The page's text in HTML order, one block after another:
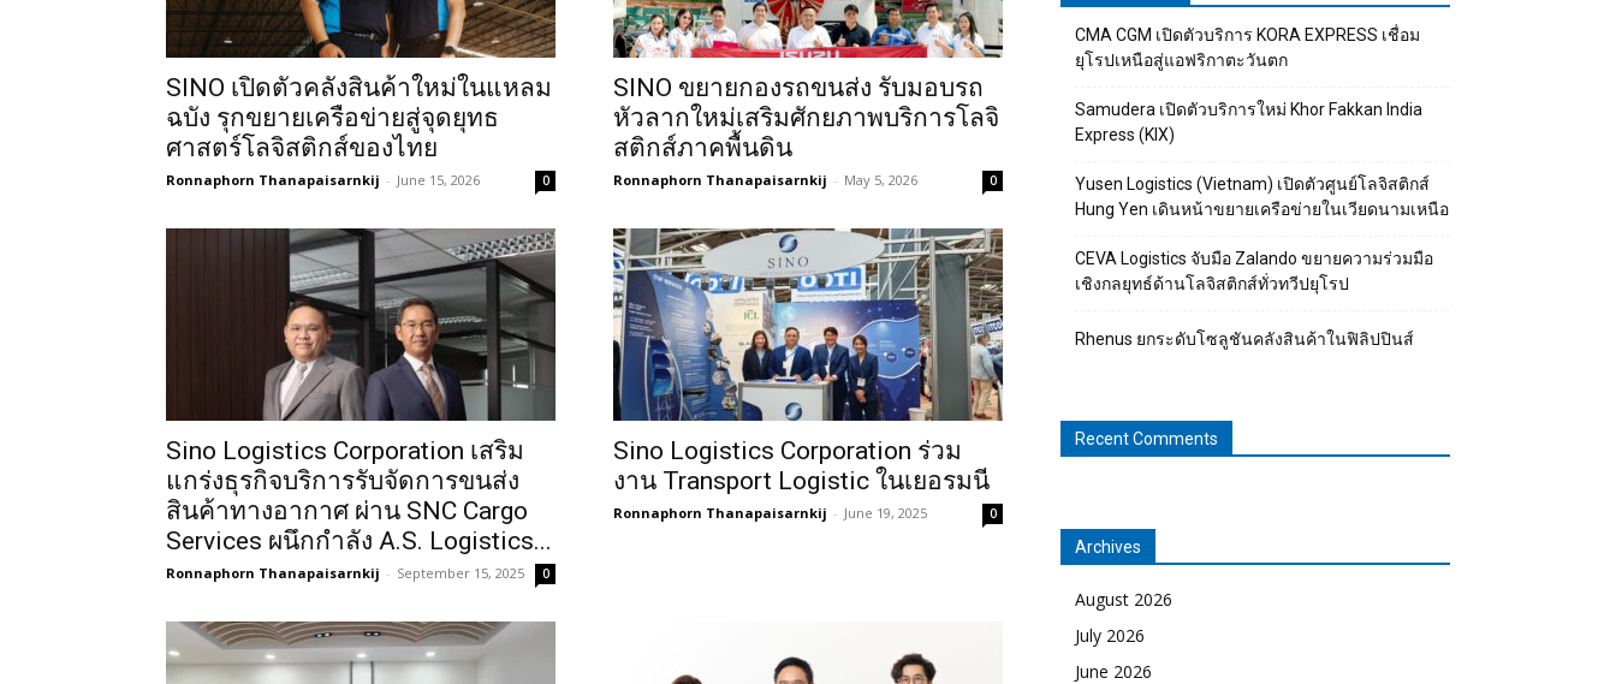
SINO เปิดตัวคลังสินค้าใหม่ในแหลม
ฉบัง รุกขยายเครือข่ายสู่จุดยุทธ
ศาสตร์โลจิสติกส์ของไทย
Ronnaphorn Thanapaisarnkij - June 15, 2026 0
SINO ขยายกองรถขนส่ง รับมอบรถ
หัวลากใหม่เสริมศักยภาพบริการโลจิ
สติกส์ภาคพื้นดิน
Ronnaphorn Thanapaisarnkij - May 5, 2026 0
Sino Logistics Corporation เสริม
แกร่งธุรกิจบริการรับจัดการขนส่ง
สินค้าทางอากาศ ผ่าน SNC Cargo
Services ผนึกกำลัง A.S. Logistics...
Ronnaphorn Thanapaisarnkij - September 15, 2025 0
Sino Logistics Corporation ร่วม
งาน Transport Logistic ในเยอรมนี
Ronnaphorn Thanapaisarnkij - June 19, 2025 0
CMA CGM เปิดตัวบริการ KORA EXPRESS เชื่อม
ยุโรปเหนือสู่แอฟริกาตะวันตก
Samudera เปิดตัวบริการใหม่ Khor Fakkan India
Express (KIX)
Yusen Logistics (Vietnam) เปิดตัวศูนย์โลจิสติกส์
Hung Yen เดินหน้าขยายเครือข่ายในเวียดนามเหนือ
CEVA Logistics จับมือ Zalando ขยายความร่วมมือ
เชิงกลยุทธ์ด้านโลจิสติกส์ทั่วทวีปยุโรป
Rhenus ยกระดับโซลูชันคลังสินค้าในฟิลิปปินส์
Recent Comments
Archives
August 2026
July 2026
June 2026